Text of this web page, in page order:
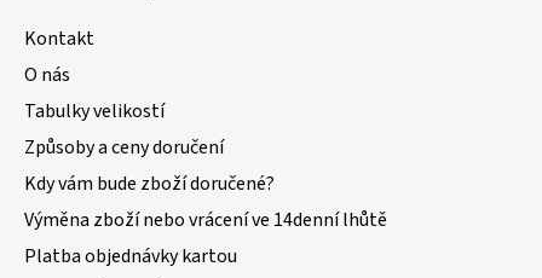
Kontakt
O nás
Tabulky velikostí
Způsoby a ceny doručení
Kdy vám bude zboží doručené?
Výměna zboží nebo vrácení ve 14denní lhůtě
Platba objednávky kartou